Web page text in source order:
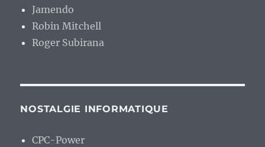
Jamendo
Robin Mitchell
Roger Subirana
NOSTALGIE INFORMATIQUE
CPC-Power